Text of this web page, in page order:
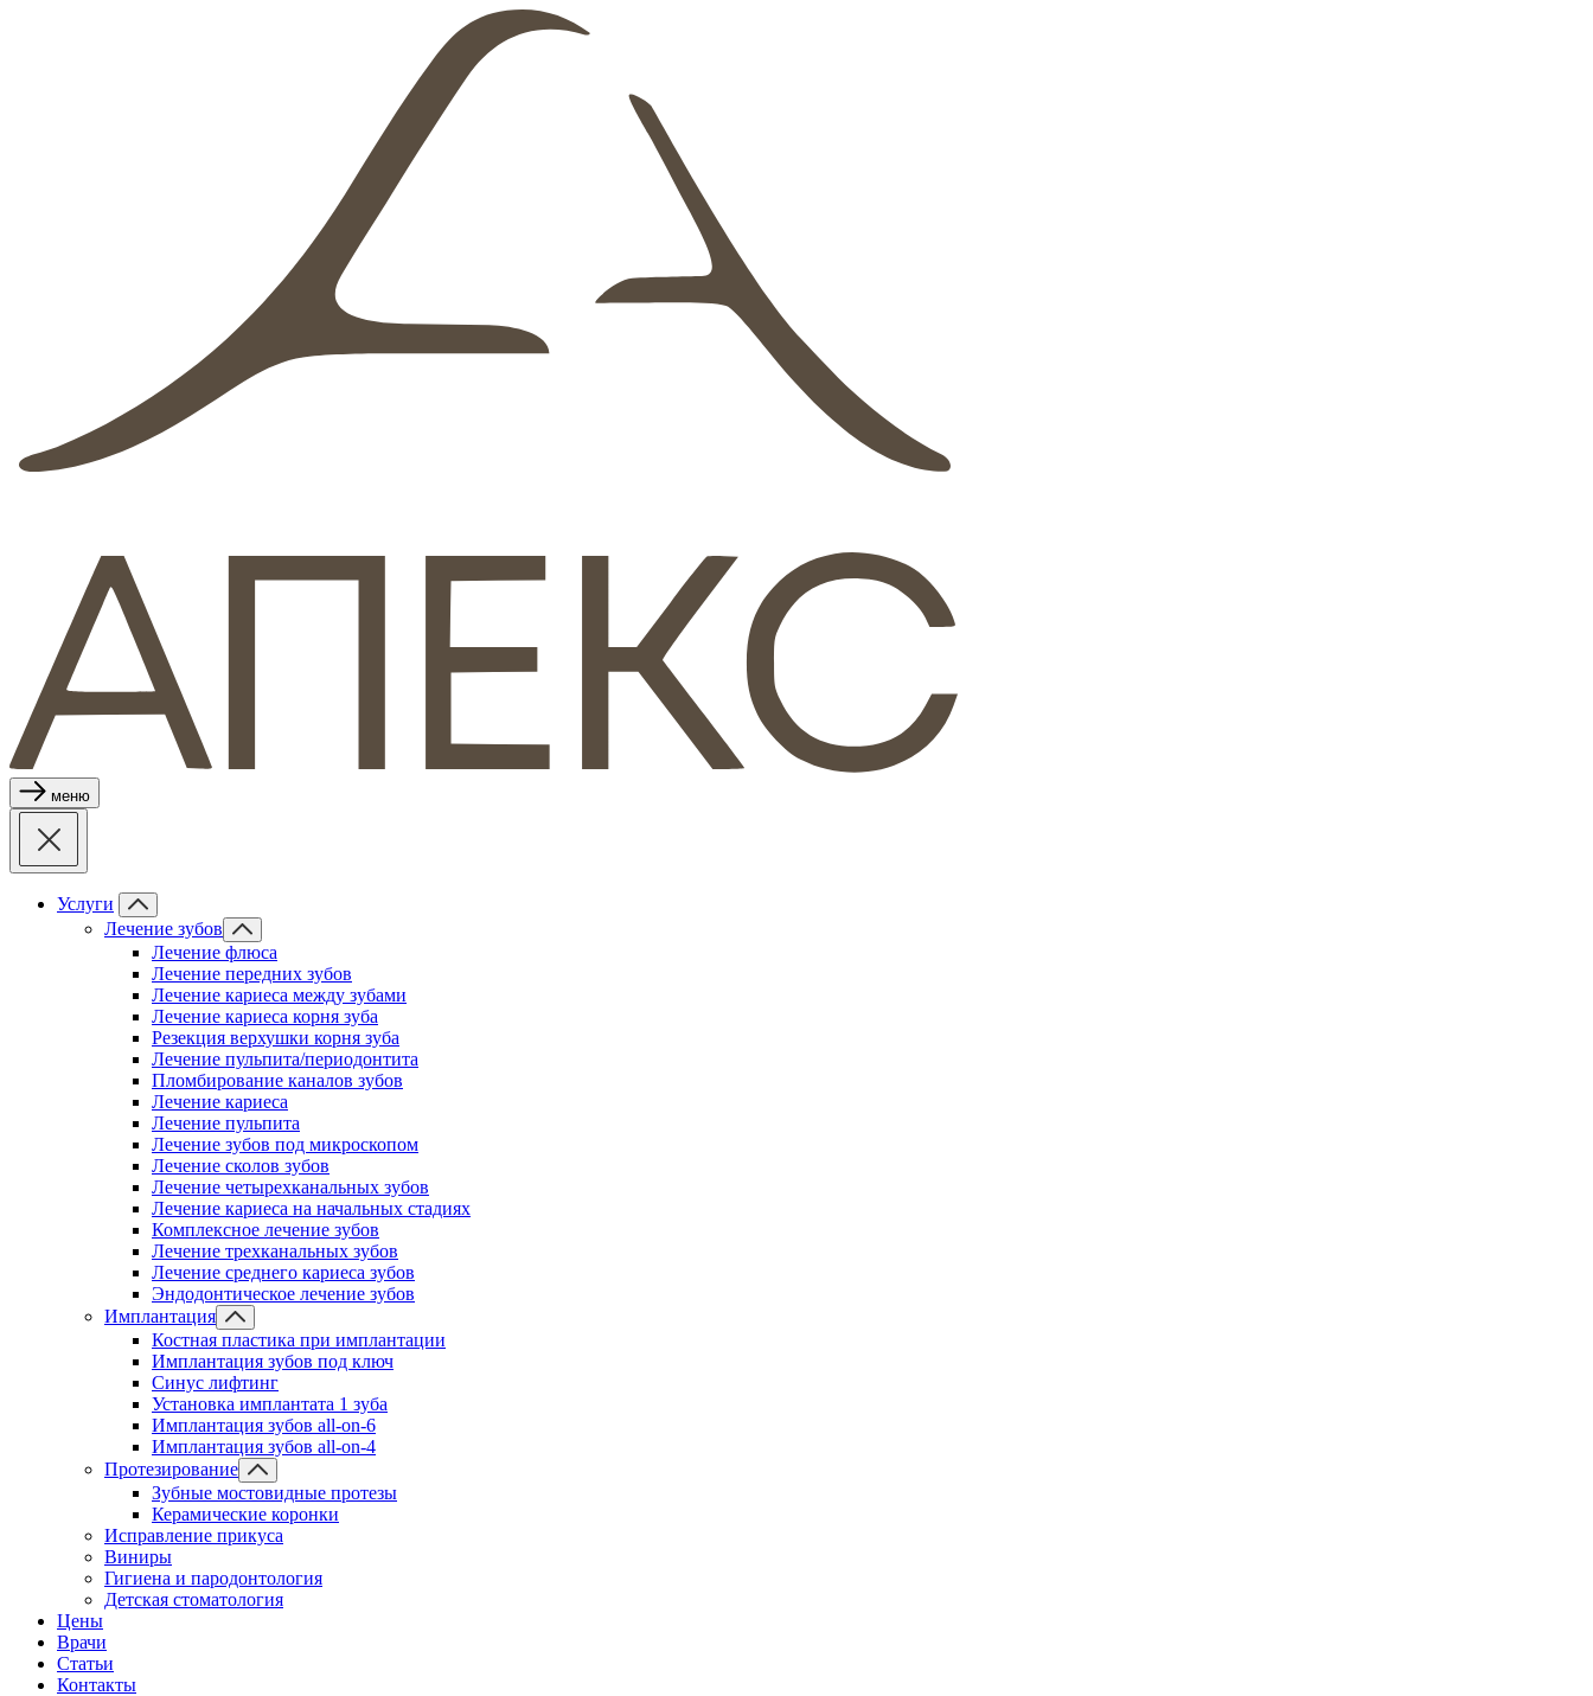
меню
Услуги
Лечение зубов
Лечение флюса
Лечение передних зубов
Лечение кариеса между зубами
Лечение кариеса корня зуба
Резекция верхушки корня зуба
Лечение пульпита/периодонтита
Пломбирование каналов зубов
Лечение кариеса
Лечение пульпита
Лечение зубов под микроскопом
Лечение сколов зубов
Лечение четырехканальных зубов
Лечение кариеса на начальных стадиях
Комплексное лечение зубов
Лечение трехканальных зубов
Лечение среднего кариеса зубов
Эндодонтическое лечение зубов
Имплантация
Костная пластика при имплантации
Имплантация зубов под ключ
Синус лифтинг
Установка имплантата 1 зуба
Имплантация зубов all-on-6
Имплантация зубов all-on-4
Протезирование
Зубные мостовидные протезы
Керамические коронки
Исправление прикуса
Виниры
Гигиена и пародонтология
Детская стоматология
Цены
Врачи
Статьи
Контакты